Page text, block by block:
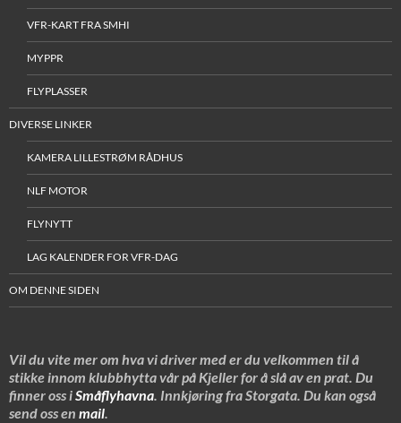
VFR-KART FRA SMHI
MYPPR
FLYPLASSER
DIVERSE LINKER
KAMERA LILLESTRØM RÅDHUS
NLF MOTOR
FLYNYTT
LAG KALENDER FOR VFR-DAG
OM DENNE SIDEN
Vil du vite mer om hva vi driver med er du velkommen til å
stikke innom klubbhytta vår på Kjeller for å slå av en prat. Du
finner oss iSmåflyhavna. Innkjøring fra Storgata. Du kan også
send oss en mail.